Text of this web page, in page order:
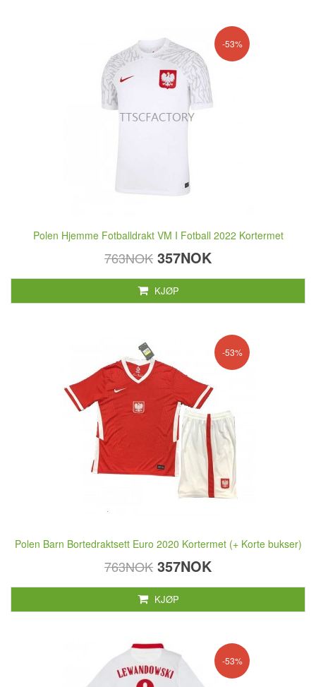
-53%
Polen Hjemme Fotballdrakt VM I Fotball 2022 Kortermet
763NOK 357NOK
KJØP
-53%
Polen Barn Bortedraktsett Euro 2020 Kortermet (+ Korte bukser)
763NOK 357NOK
KJØP
-53%